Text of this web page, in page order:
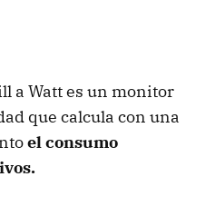
a Watt es un monitor
que calcula con una
el consumo